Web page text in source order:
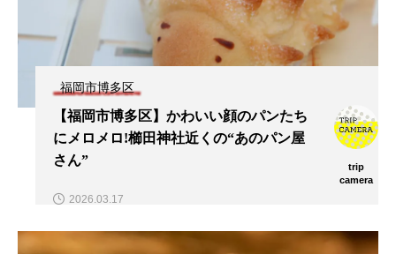
福岡市博多区
【福岡市博多区】かわいい顔のパンたち
にメロメロ!櫛田神社近くの“あのパン屋
さん”
trip
camera
2026.03.17